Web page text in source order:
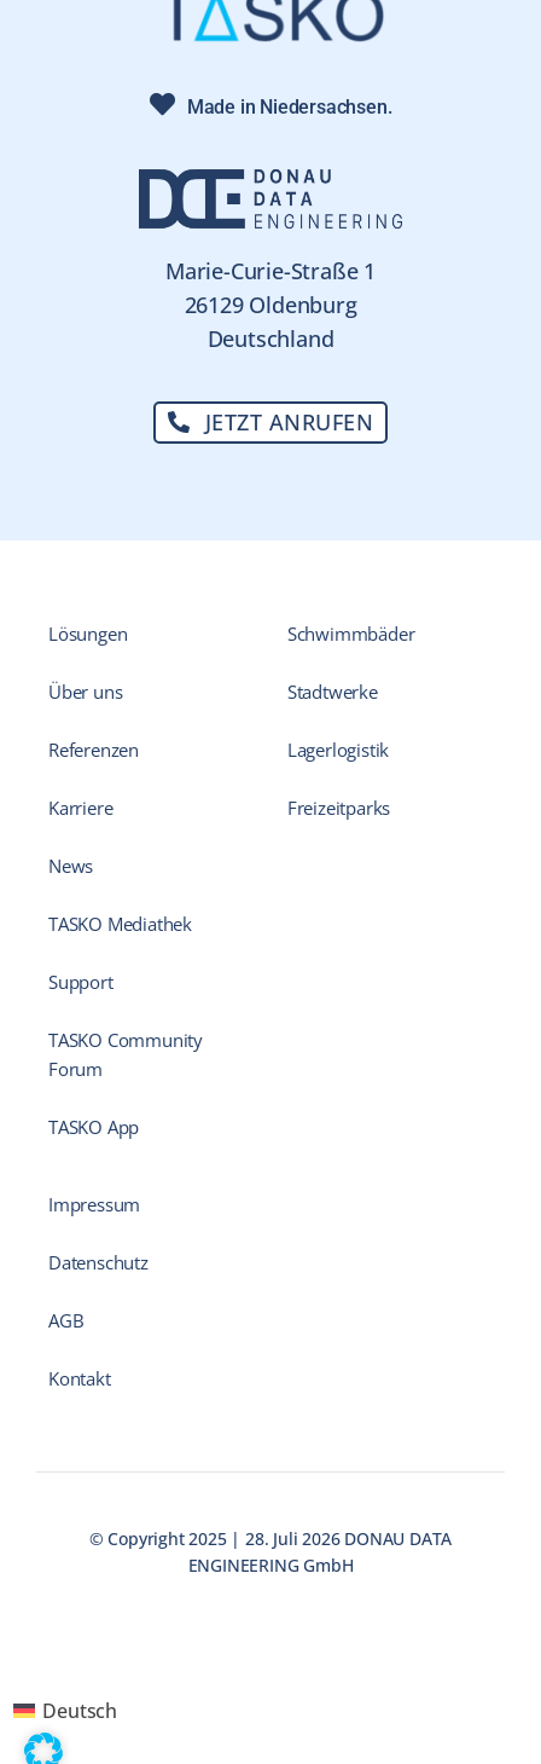
Made in Niedersachsen.
Marie-Curie-Straße 1
26129 Oldenburg
Deutschland
JETZT ANRUFEN
Lösungen
Über uns
Referenzen
Karriere
News
TASKO Mediathek
Support
TASKO Community
Forum
TASKO App
Schwimmbäder
Stadtwerke
Lagerlogistik
Freizeitparks
Impressum
Datenschutz
AGB
Kontakt
© Copyright 2025 | 28. Juli 2026 DONAU DATA
ENGINEERING GmbH
Deutsch